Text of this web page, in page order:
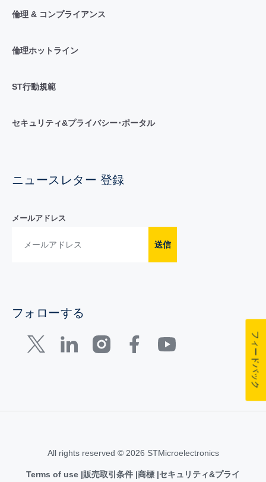
倫理 & コンプライアンス
倫理ホットライン
ST行動規範
セキュリティ&プライバシー･ポータル
ニュースレター 登録
メールアドレス
送信
フォローする
All rights reserved © 2026 STMicroelectronics
Terms of use 販売取引条件 商標 セキュリティ&プライ
フィードバック